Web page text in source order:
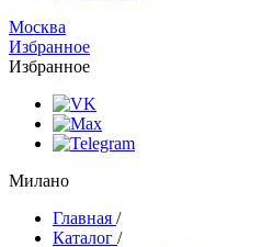
Москва
Избранное
Избранное
Милано
Главная /
Каталог /